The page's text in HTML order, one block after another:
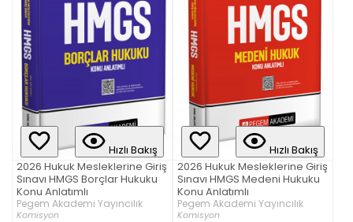
Hızlı Bakış
2026 Hukuk Mesleklerine Giriş
Sınavı HMGS Borçlar Hukuku
Konu Anlatımlı
Pegem Akademi Yayıncılık
Komisyon
Hızlı Bakış
2026 Hukuk Mesleklerine Giriş
Sınavı HMGS Medeni Hukuku
Konu Anlatımlı
Pegem Akademi Yayıncılık
Komisyon